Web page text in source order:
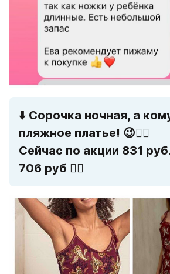
⬇️ Сорочка ночная, а
пляжное платье! 😉👍🏻
Сейчас по акции 831
706 руб 👍🏻